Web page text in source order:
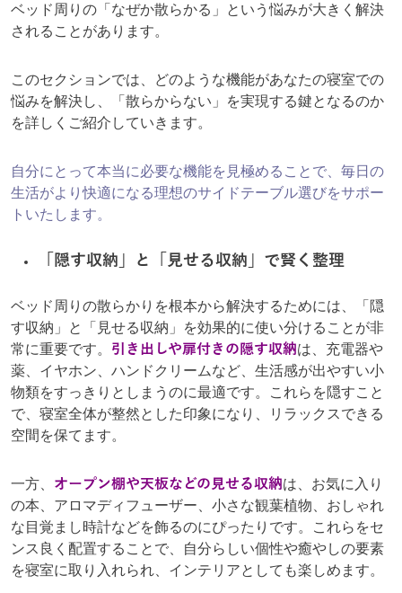
ベッド周りの「なぜか散らかる」という悩みが大きく解決
されることがあります。
このセクションでは、どのような機能があなたの寝室での
悩みを解決し、「散らからない」を実現する鍵となるのか
を詳しくご紹介していきます。
自分にとって本当に必要な機能を見極めることで、毎日の
生活がより快適になる理想のサイドテーブル選びをサポー
トいたします。
「隠す収納」と「見せる収納」で賢く整理
ベッド周りの散らかりを根本から解決するためには、「隠
す収納」と「見せる収納」を効果的に使い分けることが非
常に重要です。 引き出しや扉付きの隠す収納は、充電器や
薬、イヤホン、ハンドクリームなど、生活感が出やすい小
物類をすっきりとしまうのに最適です。これらを隠すこと
で、寝室全体が整然とした印象になり、リラックスできる
空間を保てます。
一方、 オープン棚や天板などの見せる収納は、お気に入り
の本、アロマディフューザー、小さな観葉植物、おしゃれ
な目覚まし時計などを飾るのにぴったりです。これらをセ
ンス良く配置することで、自分らしい個性や癒やしの要素
を寝室に取り入れられ、インテリアとしても楽しめます。